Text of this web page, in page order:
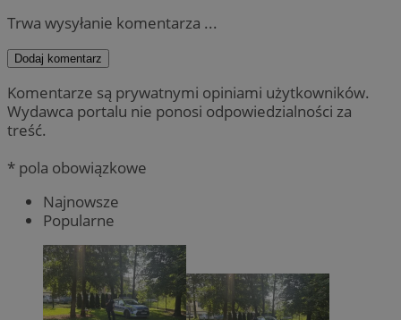
Trwa wysyłanie komentarza ...
Dodaj komentarz
Komentarze są prywatnymi opiniami użytkowników.
Wydawca portalu nie ponosi odpowiedzialności za
treść.
* pola obowiązkowe
Najnowsze
Popularne